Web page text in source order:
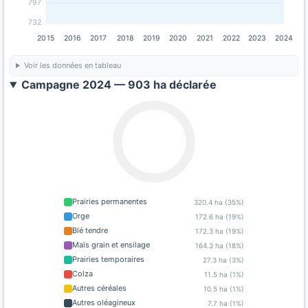
732
797
2015 2016 2017 2018 2019 2020 2021 2022 2023 2024
Voir les données en tableau
Campagne 2024 — 903 ha déclarée
Prairies permanentes 320.4 ha (35%)
Orge 172.6 ha (19%)
Blé tendre 172.3 ha (19%)
Maïs grain et ensilage 164.3 ha (18%)
Prairies temporaires 27.3 ha (3%)
Colza 11.5 ha (1%)
Autres céréales 10.5 ha (1%)
Autres oléagineux 7.7 ha (1%)